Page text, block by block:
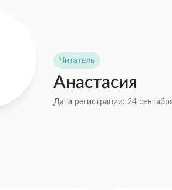
Читатель
Анастасия
Дата регистрации: 24